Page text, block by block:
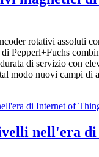
rotativi assoluti
Pepperl+Fuchs
di servizio con
modo nuovi campi di
nell'era